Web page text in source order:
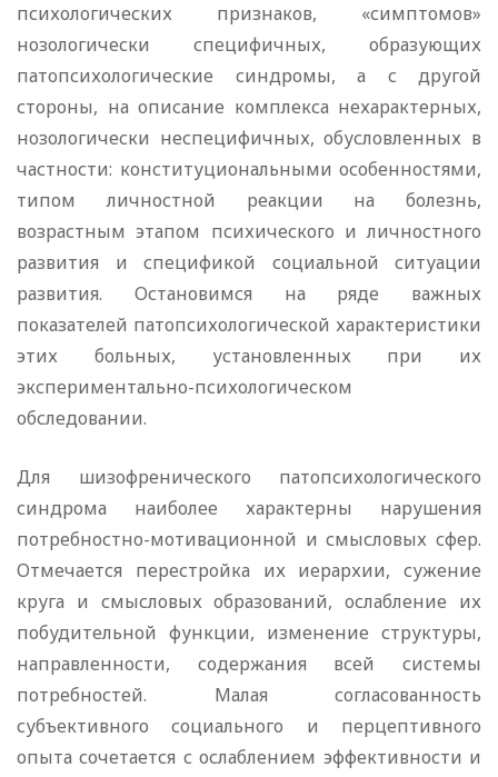
психологических признаков, «симптомов»
нозологически специфичных, образующих
патопсихологические синдромы, а с другой
стороны, на описание комплекса нехарактерных,
нозологически неспецифичных, обусловленных в
частности: конституциональными особенностями,
типом личностной реакции на болезнь,
возрастным этапом психического и личностного
развития и спецификой социальной ситуации
развития. Остановимся на ряде важных
показателей патопсихологической характеристики
этих больных, установленных при их
экспериментально-психологическом
обследовании.
Для шизофренического патопсихологического
синдрома наиболее характерны нарушения
потребностно-мотивационной и смысловых сфер.
Отмечается перестройка их иерархии, сужение
круга и смысловых образований, ослабление их
побудительной функции, изменение структуры,
направленности, содержания всей системы
потребностей. Малая согласованность
субъективного социального и перцептивного
опыта сочетается с ослаблением эффективности и